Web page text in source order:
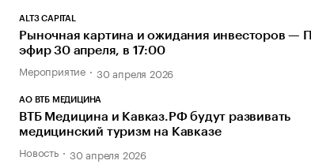
ALT3 CAPITAL
Рыночная картина и ожидания инвесторов —
эфир 30 апреля, в 17:00
Мероприятие 30 апреля 2026
АО ВТБ МЕДИЦИНА
ВТБ Медицина и Кавказ.РФ будут развивать
медицинский туризм на Кавказе
Новость 30 апреля 2026